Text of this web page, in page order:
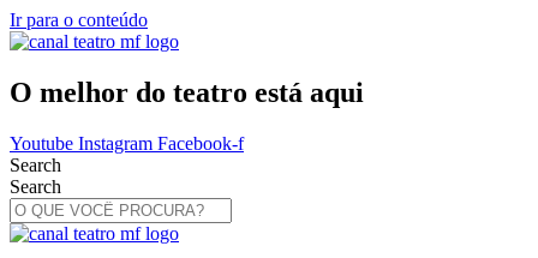
Ir para o conteúdo
O melhor do teatro está aqui
Youtube Instagram Facebook-f
Search
Search